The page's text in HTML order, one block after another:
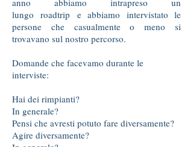
anno abbiamo intrapreso un
lungo roadtrip e abbiamo intervistato le
persone che casualmente o meno si
trovavano sul nostro percorso.
Domande che facevamo durante le
interviste:
Hai dei rimpianti?
In generale?
Pensi che avresti potuto fare diversamente?
Agire diversamente?